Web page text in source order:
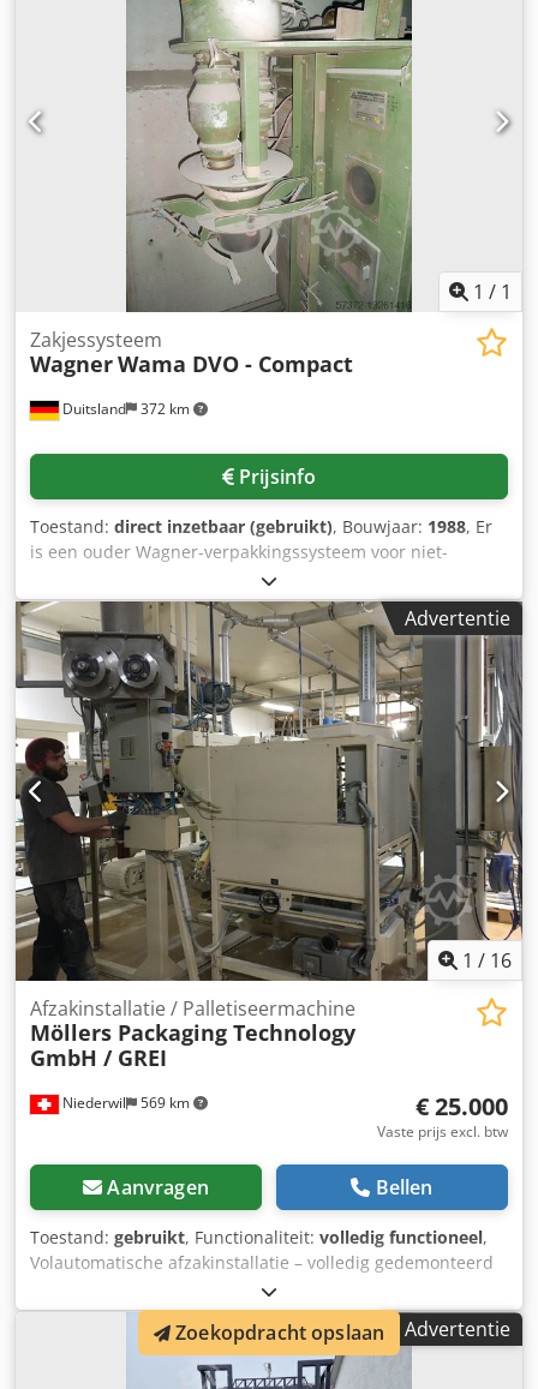
1 / 1
Duitsland 372 km
Zakjessysteem
WagnerWama DVO - Compact
Prijsinfo
Toestand: direct inzetbaar (gebruikt), Bouwjaar: 1988, Er
is een ouder Wagner-verpakkingssysteem voor niet-
klonterende bulkmaterialen beschikbaar, inclusief een
automatische weegschaal. Een inspectie ter plaatse is
mogelijk. Dedpfx Agswn H Ukjlsck
Advertentie
1 / 16
Niederwil 569 km
Afzakinstallatie / Palletiseermachine
Möllers Packaging Technology
GmbH / GREI
€ 25.000
Vaste prijs excl. btw
Aanvragen Bellen
Toestand: gebruikt, Functionaliteit: volledig functioneel,
Volautomatische afzakinstallatie – volledig gedemonteerd
en direct af te halen Te koop aangeboden: een
volautomatische afzakinstallatie, geschikt voor diverse
stortgoederen zoals meel, pellets en granulaten. De
installatie kenmerkt zich door een hoog
Advertentie
Zoekopdracht opslaan